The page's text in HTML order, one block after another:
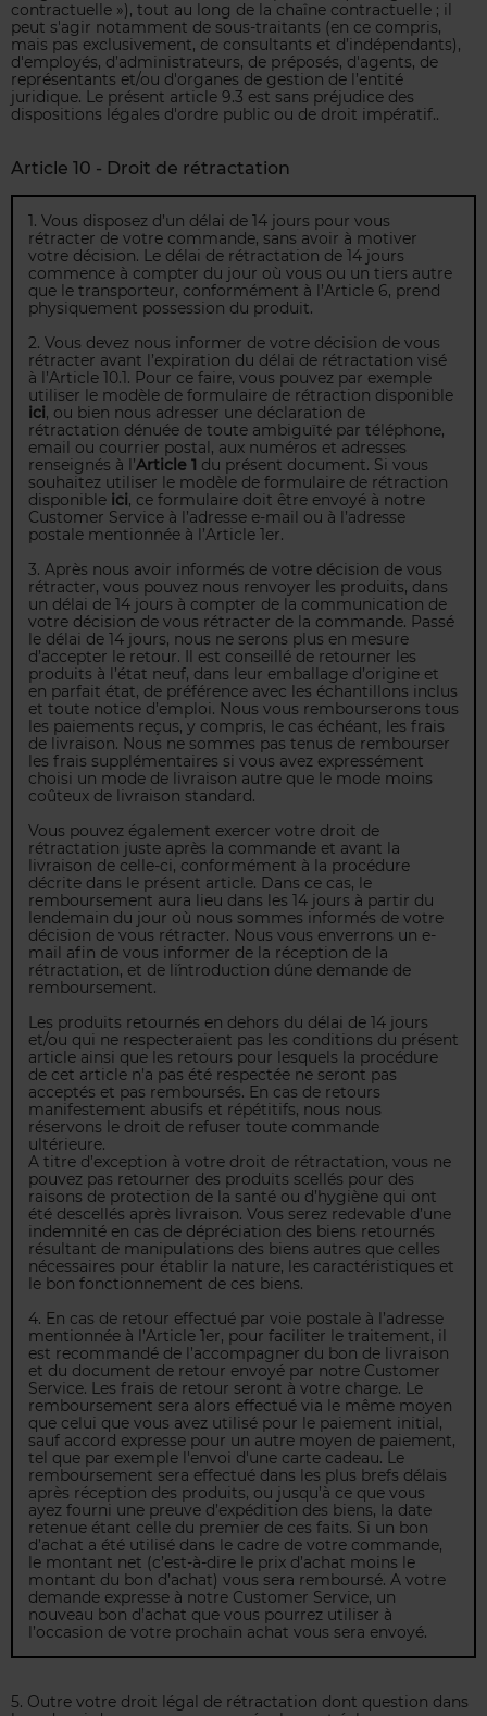
contractuelle »), tout au long de la chaîne contractuelle ; il
peut s'agir notamment de sous-traitants (en ce compris,
mais pas exclusivement, de consultants et d’indépendants),
d'employés, d’administrateurs, de préposés, d'agents, de
représentants et/ou d'organes de gestion de l’entité
juridique. Le présent article 9.3 est sans préjudice des
dispositions légales d'ordre public ou de droit impératif..
Article 10 - Droit de rétractation
1. Vous disposez d’un délai de 14 jours pour vous
rétracter de votre commande, sans avoir à motiver
votre décision. Le délai de rétractation de 14 jours
commence à compter du jour où vous ou un tiers autre
que le transporteur, conformément à l’Article 6, prend
physiquement possession du produit.
2. Vous devez nous informer de votre décision de vous
rétracter avant l’expiration du délai de rétractation visé
à l’Article 10.1. Pour ce faire, vous pouvez par exemple
utiliser le modèle de formulaire de rétraction disponible
ici, ou bien nous adresser une déclaration de
rétractation dénuée de toute ambiguïté par téléphone,
email ou courrier postal, aux numéros et adresses
renseignés à l’Article 1 du présent document. Si vous
souhaitez utiliser le modèle de formulaire de rétraction
disponible ici, ce formulaire doit être envoyé à notre
Customer Service à l’adresse e-mail ou à l’adresse
postale mentionnée à l’Article 1er.
3. Après nous avoir informés de votre décision de vous
rétracter, vous pouvez nous renvoyer les produits, dans
un délai de 14 jours à compter de la communication de
votre décision de vous rétracter de la commande. Passé
le délai de 14 jours, nous ne serons plus en mesure
d’accepter le retour. Il est conseillé de retourner les
produits à l’état neuf, dans leur emballage d’origine et
en parfait état, de préférence avec les échantillons inclus
et toute notice d’emploi. Nous vous rembourserons tous
les paiements reçus, y compris, le cas échéant, les frais
de livraison. Nous ne sommes pas tenus de rembourser
les frais supplémentaires si vous avez expressément
choisi un mode de livraison autre que le mode moins
coûteux de livraison standard.
Vous pouvez également exercer votre droit de
rétractation juste après la commande et avant la
livraison de celle-ci, conformément à la procédure
décrite dans le présent article. Dans ce cas, le
remboursement aura lieu dans les 14 jours à partir du
lendemain du jour où nous sommes informés de votre
décision de vous rétracter. Nous vous enverrons un e-
mail afin de vous informer de la réception de la
rétractation, et de l´introduction d´une demande de
remboursement.
Les produits retournés en dehors du délai de 14 jours
et/ou qui ne respecteraient pas les conditions du présent
article ainsi que les retours pour lesquels la procédure
de cet article n’a pas été respectée ne seront pas
acceptés et pas remboursés. En cas de retours
manifestement abusifs et répétitifs, nous nous
réservons le droit de refuser toute commande
ultérieure.
A titre d’exception à votre droit de rétractation, vous ne
pouvez pas retourner des produits scellés pour des
raisons de protection de la santé ou d’hygiène qui ont
été descellés après livraison. Vous serez redevable d’une
indemnité en cas de dépréciation des biens retournés
résultant de manipulations des biens autres que celles
nécessaires pour établir la nature, les caractéristiques et
le bon fonctionnement de ces biens.
4. En cas de retour effectué par voie postale à l’adresse
mentionnée à l’Article 1er, pour faciliter le traitement, il
est recommandé de l’accompagner du bon de livraison
et du document de retour envoyé par notre Customer
Service. Les frais de retour seront à votre charge. Le
remboursement sera alors effectué via le même moyen
que celui que vous avez utilisé pour le paiement initial,
sauf accord expresse pour un autre moyen de paiement,
tel que par exemple l'envoi d'une carte cadeau. Le
remboursement sera effectué dans les plus brefs délais
après réception des produits, ou jusqu’à ce que vous
ayez fourni une preuve d’expédition des biens, la date
retenue étant celle du premier de ces faits. Si un bon
d’achat a été utilisé dans le cadre de votre commande,
le montant net (c’est-à-dire le prix d’achat moins le
montant du bon d’achat) vous sera remboursé. A votre
demande expresse à notre Customer Service, un
nouveau bon d’achat que vous pourrez utiliser à
l’occasion de votre prochain achat vous sera envoyé.
5. Outre votre droit légal de rétractation dont question dans